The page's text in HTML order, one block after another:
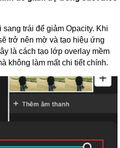
trái để giảm Opacity. Khi
trở nên mờ và tạo hiệu ứng
là cách tạo lớp overlay mềm
không làm mất chi tiết chính.